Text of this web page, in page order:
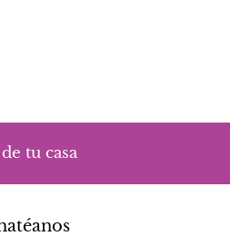
tu casa